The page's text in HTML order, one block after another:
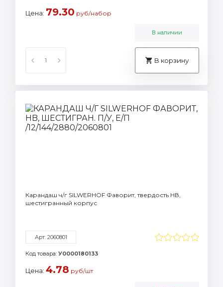
Цена: 79.30 руб/набор
В наличии
В корзину
Карандаш ч/г SILWERHOF Фаворит, твердость НВ,
шестигранный корпус
Арт. 2060801
Код товара: У0000180133
Цена: 4.78 руб/шт